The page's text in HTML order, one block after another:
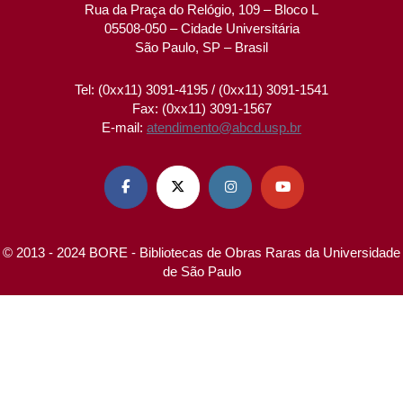
Rua da Praça do Relógio, 109 – Bloco L
05508-050 – Cidade Universitária
São Paulo, SP – Brasil
Tel: (0xx11) 3091-4195 / (0xx11) 3091-1541
Fax: (0xx11) 3091-1567
E-mail: atendimento@abcd.usp.br
   
© 2013 - 2024 BORE - Bibliotecas de Obras Raras da Universidade
de São Paulo